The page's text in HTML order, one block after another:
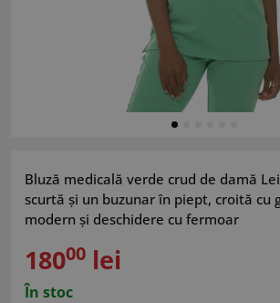
Bluză medicală verde crud de damă
scurtă și un buzunar în piept, croită cu
modern și deschidere cu fermoar
18000 lei
În stoc